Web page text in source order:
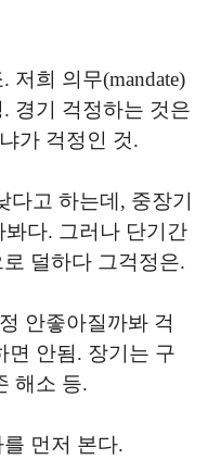
희 의무(mandate)
경기 걱정하는 것은
가 걱정인 것.
다고 하는데, 중장기
다. 그러나 단기간
덜하다 그걱정은.
안좋아질까봐 걱
면 안됨. 장기는 구
해소 등.
먼저 본다.